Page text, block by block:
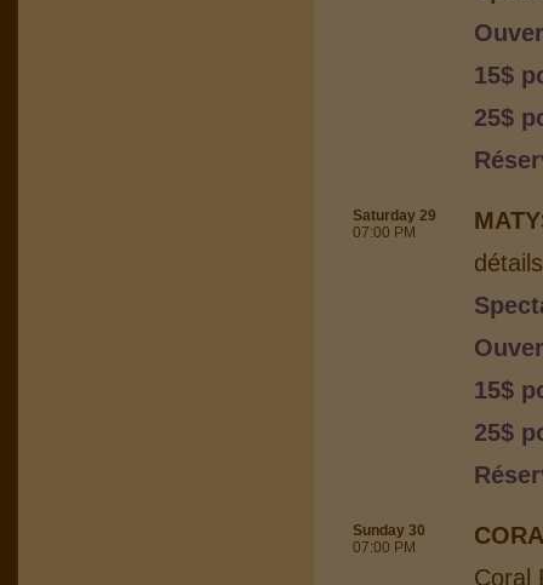
15$
25$
Saturday 29
07:00 PM
15$
25$
Sunday 30
07:00 PM
Coral